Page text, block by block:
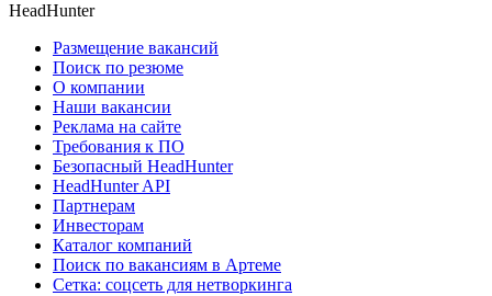
HeadHunter
Размещение вакансий
Поиск по резюме
О компании
Наши вакансии
Реклама на сайте
Требования к ПО
Безопасный HeadHunter
HeadHunter API
Партнерам
Инвесторам
Каталог компаний
Поиск по вакансиям в Артеме
Сетка: соцсеть для нетворкинга